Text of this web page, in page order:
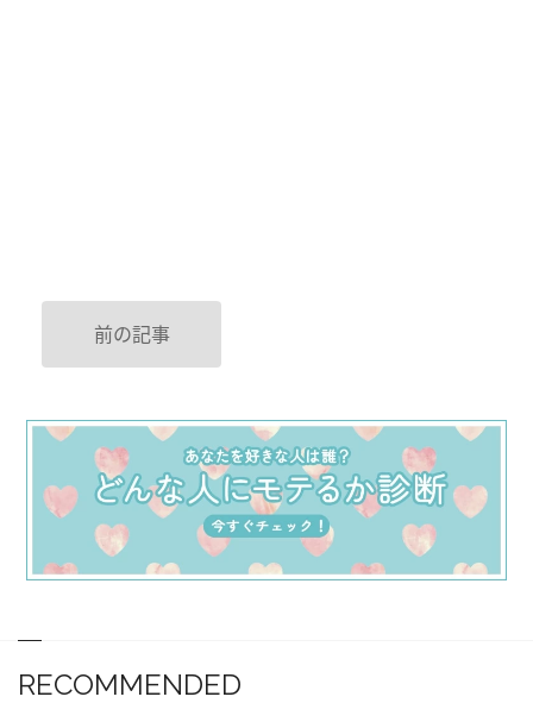
前の記事
RECOMMENDED